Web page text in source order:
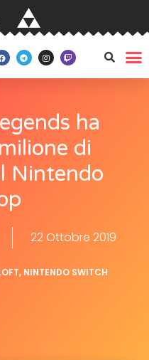
ha
di
Nintendo
22 Ottobre 2019
, NINTENDO SWITCH